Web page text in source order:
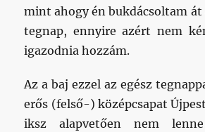
mint ahogy én bukdácsoltam
tegnap, ennyire azért nem
igazodnia hozzám.
Az a baj ezzel az egész
erős (felső-) középcsapat
iksz alapvetően nem